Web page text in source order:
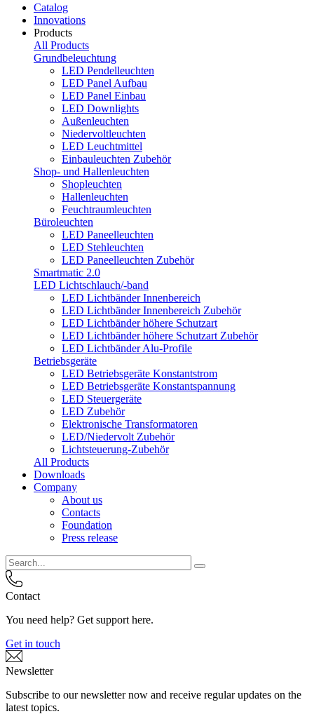
Catalog
Innovations
Products
All Products
Grundbeleuchtung
LED Pendelleuchten
LED Panel Aufbau
LED Panel Einbau
LED Downlights
Außenleuchten
Niedervoltleuchten
LED Leuchtmittel
Einbauleuchten Zubehör
Shop- und Hallenleuchten
Shopleuchten
Hallenleuchten
Feuchtraumleuchten
Büroleuchten
LED Paneelleuchten
LED Stehleuchten
LED Paneelleuchten Zubehör
Smartmatic 2.0
LED Lichtschlauch/-band
LED Lichtbänder Innenbereich
LED Lichtbänder Innenbereich Zubehör
LED Lichtbänder höhere Schutzart
LED Lichtbänder höhere Schutzart Zubehör
LED Lichtbänder Alu-Profile
Betriebsgeräte
LED Betriebsgeräte Konstantstrom
LED Betriebsgeräte Konstantspannung
LED Steuergeräte
LED Zubehör
Elektronische Transformatoren
LED/Niedervolt Zubehör
Lichtsteuerung-Zubehör
All Products
Downloads
Company
About us
Contacts
Foundation
Press release
Contact
You need help? Get support here.
Get in touch
Newsletter
Subscribe to our newsletter now and receive regular updates on the
latest topics.